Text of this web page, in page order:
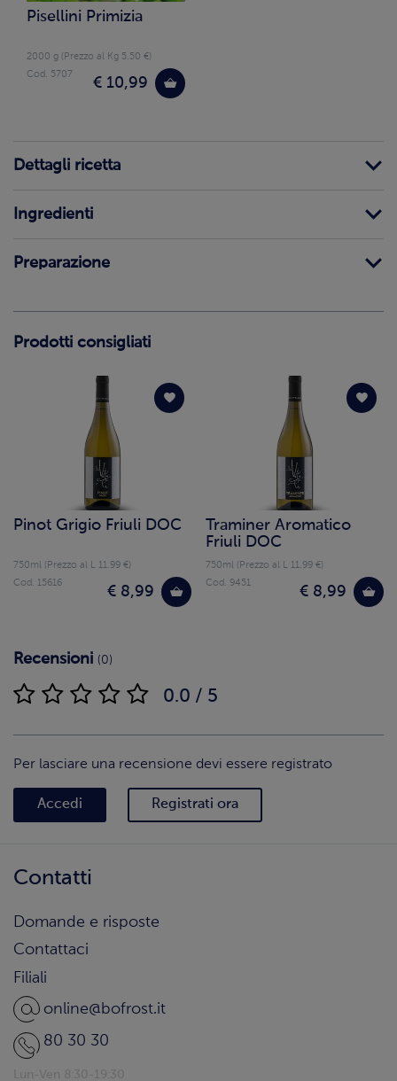
Pisellini Primizia
2000 g (Prezzo al Kg 5.50 €)
€ 10,99
Cod. 5707
Dettagli ricetta
Ingredienti
Preparazione
Prodotti consigliati
Pinot Grigio Friuli DOC
750ml (Prezzo al L 11.99 €)
€ 8,99
Cod. 15616
Traminer Aromatico
Friuli DOC
750ml (Prezzo al L 11.99 €)
€ 8,99
Cod. 9451
Recensioni (0)
0.0 / 5
Per lasciare una recensione devi essere registrato
Accedi Registrati ora
Contatti
Domande e risposte
Contattaci
Filiali
online@bofrost.it
80 30 30